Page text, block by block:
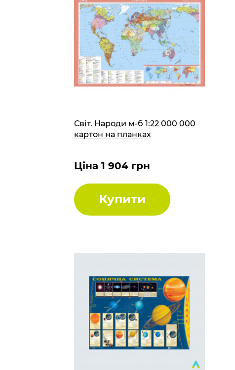
Світ. Народи м-б 1:22 000 000
картон на планках
Ціна 1 904 грн
Купити